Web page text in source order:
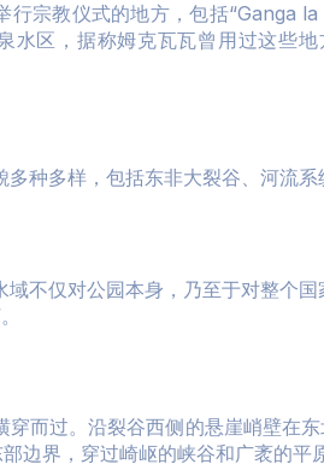
行宗教仪式的地方，包括“Ganga
水区，据称姆克瓦瓦曾用过这些
种多样，包括东非大裂谷、河流
域不仅对公园本身，乃至于对整个
穿而过。沿裂谷西侧的悬崖峭壁在
边界，穿过崎岖的峡谷和广袤的平原